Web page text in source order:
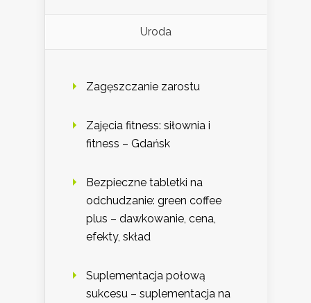
Uroda
Zagęszczanie zarostu
Zajęcia fitness: siłownia i
fitness – Gdańsk
Bezpieczne tabletki na
odchudzanie: green coffee
plus – dawkowanie, cena,
efekty, skład
Suplementacja połową
sukcesu – suplementacja na